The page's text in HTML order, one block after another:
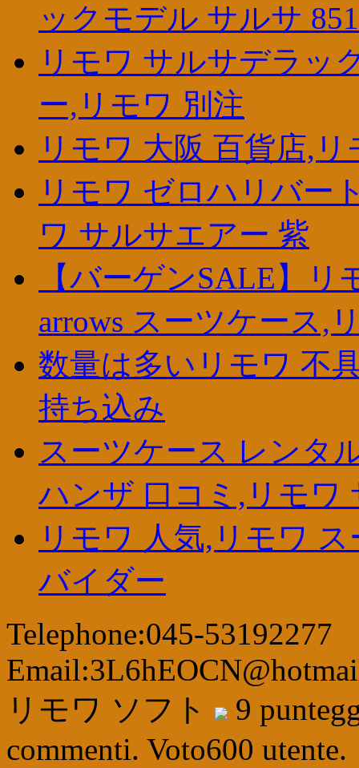
ックモデル サルサ
リモワ サルサデラッ
ー,リモワ 別注
リモワ 大阪 百貨店,
リモワ ゼロハリバー
ワ サルサエアー 紫
【バーゲンSALE】リ
arrows スーツケース,
数量は多いリモワ 不
持ち込み
スーツケース レンタ
ハンザ 口コミ,リモワ
リモワ 人気,リモワ
バイダー
Telephone:045-53192277
リモワ ソフト
9
commenti. Voto600 utente.